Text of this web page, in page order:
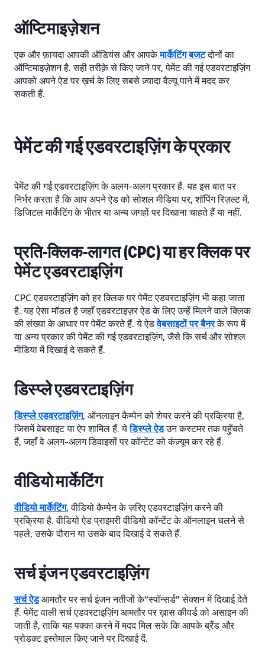
ऑप्टिमाइज़ेशन
एक और फ़ायदा आपकी ऑडियंस और आपकेमार्केटिंग बजटदोनों का
ऑप्टिमाइज़ेशन है. सही तरीक़े से किए जाने पर, पेमेंट की गई एडवरटाइज़िंग
आपको अपने ऐड पर ख़र्च के लिए सबसे ज़्यादा वैल्यू पाने में मदद कर
सकती हैं.
पेमेंट की गई एडवरटाइज़िंग के प्रकार
पेमेंट की गई एडवरटाइज़िंग के अलग-अलग प्रकार हैं. यह इस बात पर
निर्भर करता है कि आप अपने ऐड को सोशल मीडिया पर, शॉपिंग रिज़ल्ट में,
डिजिटल मार्केटिंग के भीतर या अन्य जगहों पर दिखाना चाहते हैं या नहीं.
प्रति-क्लिक-लागत (CPC) या हर क्लिक पर
पेमेंट एडवरटाइज़िंग
CPC एडवरटाइज़िंग को हर क्लिक पर पेमेंट एडवरटाइज़िंग भी कहा जाता
है. यह ऐसा मॉडल है जहाँ एडवरटाइज़र ऐड के लिए उन्हें मिलने वाले क्लिक
की संख्या के आधार पर पेमेंट करते हैं. ये ऐडवेबसाइटों पर बैनरके रूप में
या अन्य प्रकार की पेमेंट की गई एडवरटाइज़िंग, जैसे कि सर्च और सोशल
मीडिया में दिखाई दे सकते हैं.
डिस्प्ले एडवरटाइज़िंग
डिस्प्ले एडवरटाइज़िंग, ऑनलाइन कैम्पेन को शेयर करने की प्रक्रिया है,
जिसमें वेबसाइट या ऐप शामिल हैं. येडिस्प्ले ऐडउन कस्टमर तक पहुँचते
हैं, जहाँ वे अलग-अलग डिवाइसों पर कॉन्टेंट को कंज़्यूम कर रहे हैं.
वीडियो मार्केटिंग
वीडियो मार्केटिंग, वीडियो कैम्पेन के ज़रिए एडवरटाइज़िंग करने की
प्रक्रिया है. वीडियो ऐड प्राइमरी वीडियो कॉन्टेंट के ऑनलाइन चलने से
पहले, उसके दौरान या उसके बाद दिखाई दे सकते हैं.
सर्च इंजन एडवरटाइज़िंग
सर्च ऐडआमतौर पर सर्च इंजन नतीजों के“स्पॉन्सर्ड” सेक्शन में दिखाई देते
हैं. पेमेंट वाली सर्च एडवरटाइज़िंग आमतौर पर ख़ास कीवर्ड को असाइन की
जाती है, ताकि यह पक्का करने में मदद मिल सके कि आपके ब्रैंड और
प्रोडक्ट इस्तेमाल किए जाने पर दिखाई दें.